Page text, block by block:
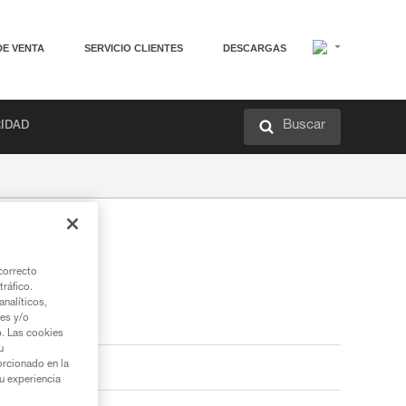
VENTA SERVICIO CLIENTES DESCARGAS
Buscar
y/o
Las cookies
en la
experiencia